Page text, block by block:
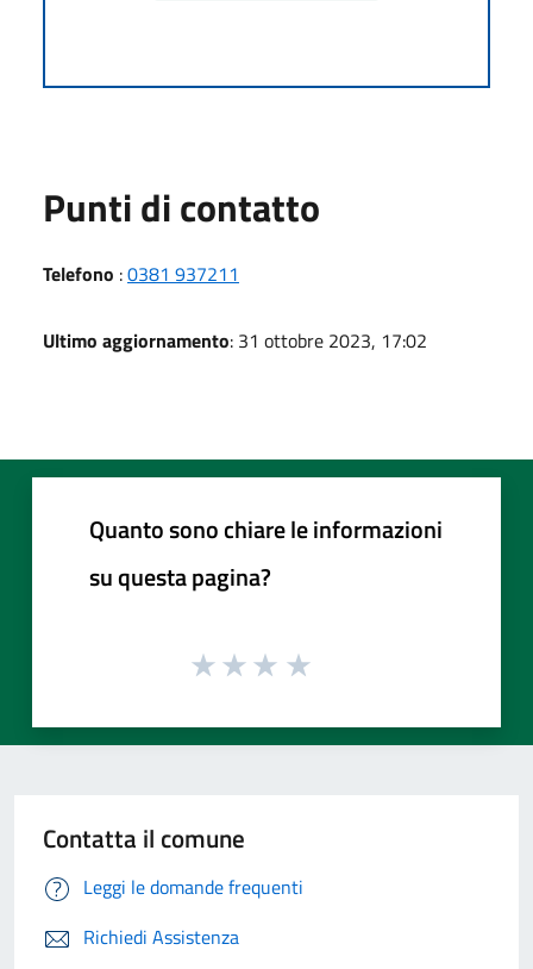
Punti di contatto
Telefono :0381 937211
Ultimo aggiornamento: 31 ottobre 2023, 17:02
Quanto sono chiare le informazioni
su questa pagina?
Contatta il comune
Leggi le domande frequenti
Richiedi Assistenza